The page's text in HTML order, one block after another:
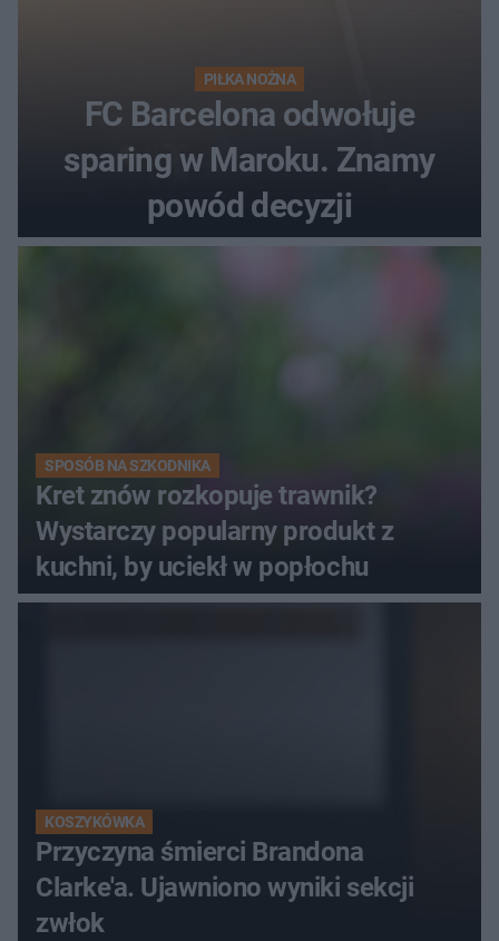
PIŁKA NOŻNA
FC Barcelona odwołuje
sparing w Maroku. Znamy
powód decyzji
SPOSÓB NA SZKODNIKA
Kret znów rozkopuje trawnik?
Wystarczy popularny produkt z
kuchni, by uciekł w popłochu
KOSZYKÓWKA
Przyczyna śmierci Brandona
Clarke'a. Ujawniono wyniki sekcji
zwłok